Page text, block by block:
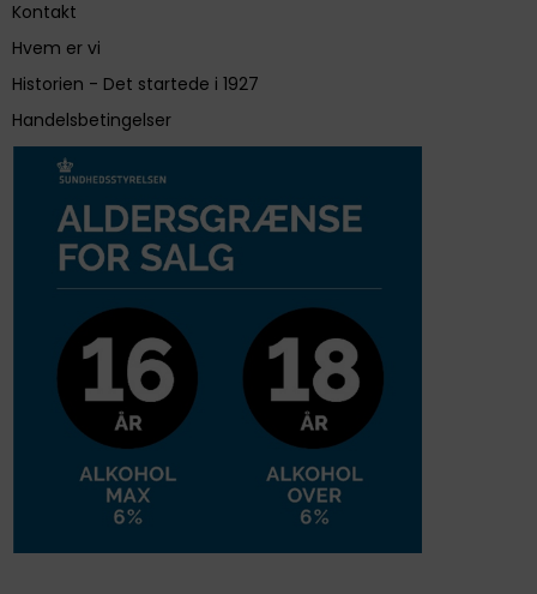
Kontakt
Hvem er vi
Historien - Det startede i 1927
Handelsbetingelser